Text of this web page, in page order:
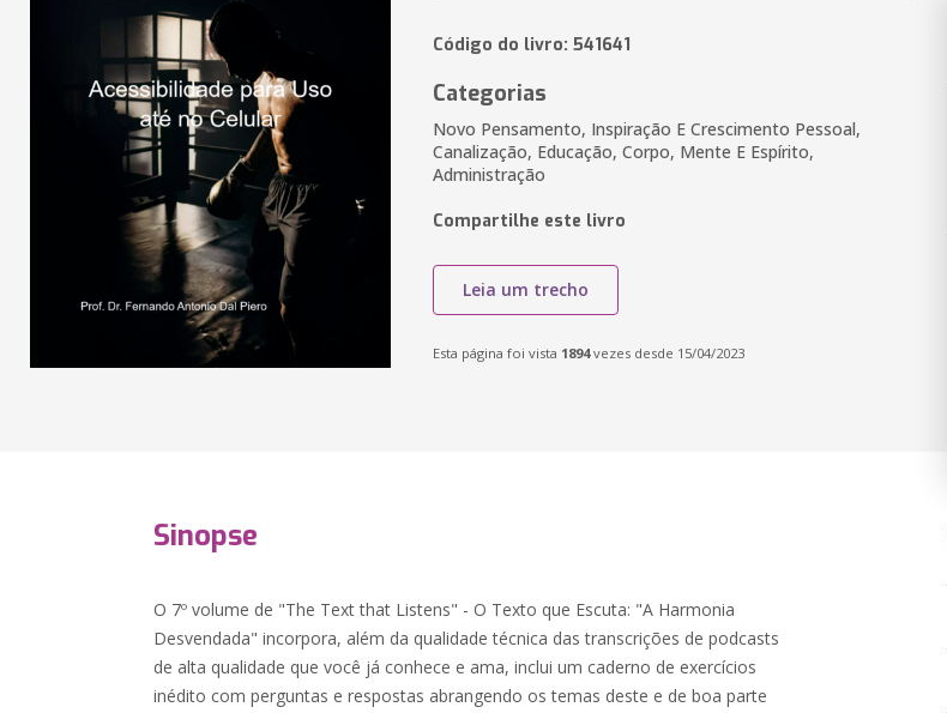
Código do livro: 541641
Categorias
Novo Pensamento, Inspiração E Crescimento Pessoal,
Canalização, Educação, Corpo, Mente E Espírito,
Administração
Compartilhe este livro
Leia um trecho
Esta página foi vista 1894vezes desde 15/04/2023
Sinopse
O 7º volume de "The Text that Listens" - O Texto que Escuta: "A Harmonia
Desvendada" incorpora, além da qualidade técnica das transcrições de podcasts
de alta qualidade que você já conhece e ama, inclui um caderno de exercícios
inédito com perguntas e respostas abrangendo os temas deste e de boa parte